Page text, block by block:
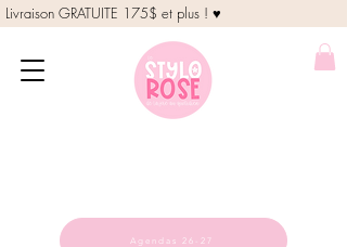
Livraison GRATUITE 175$ et plus ! ♥
Agendas 26-27